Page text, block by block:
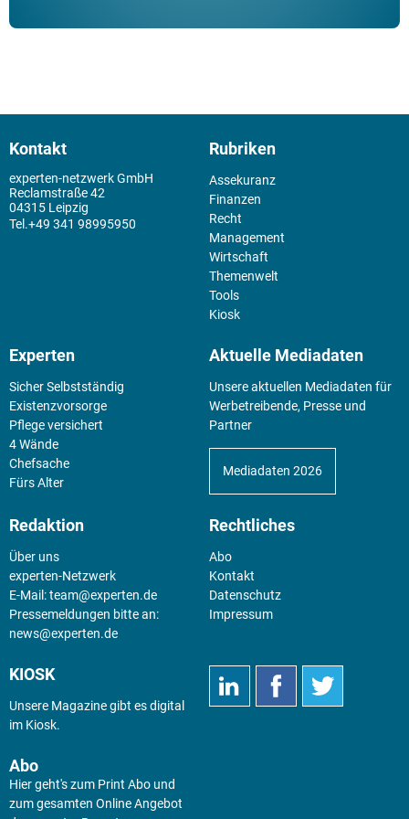
Kontakt
experten-netzwerk GmbH
Reclamstraße 42
04315 Leipzig
+49 341 98995950
Rubriken
Assekuranz
Finanzen
Recht
Management
Wirtschaft
Themenwelt
Tools
Kiosk
Experten
Sicher Selbstständig
Existenz­vorsorge
Pflege versichert
4 Wände
Chefsache
Fürs Alter
Aktuelle Mediadaten
Unsere aktuellen Mediadaten für
Werbetreibende, Presse und
Partner
Mediadaten 2026
Redaktion
Über uns
experten-Netzwerk
E-Mail:team@experten.de
Pressemeldungen bitte an:
news@experten.de
Rechtliches
Abo
Kontakt
Datenschutz
Impressum
KIOSK
Unsere Magazine gibt es digital
im Kiosk.
Abo
Hier geht's zum Print Abo und
zum gesamten Online Angebot